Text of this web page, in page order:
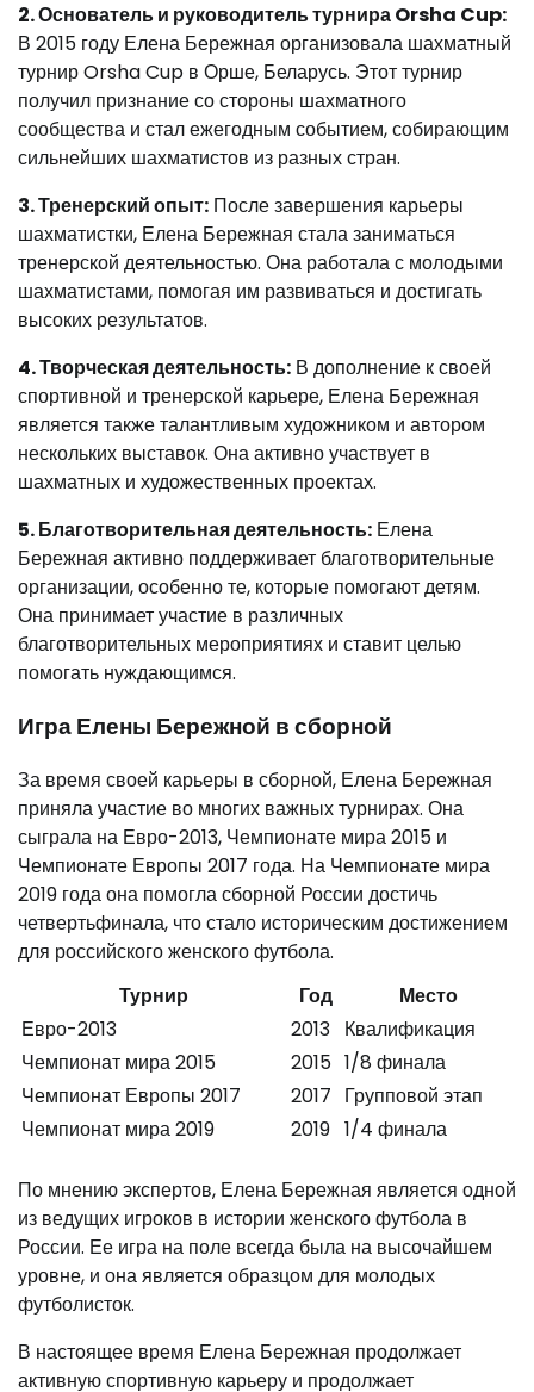
2. Основатель и руководитель турнира Orsha Cup:
В 2015 году Елена Бережная организовала шахматный
турнир Orsha Cup в Орше, Беларусь. Этот турнир
получил признание со стороны шахматного
сообщества и стал ежегодным событием, собирающим
сильнейших шахматистов из разных стран.
3. Тренерский опыт: После завершения карьеры
шахматистки, Елена Бережная стала заниматься
тренерской деятельностью. Она работала с молодыми
шахматистами, помогая им развиваться и достигать
высоких результатов.
4. Творческая деятельность: В дополнение к своей
спортивной и тренерской карьере, Елена Бережная
является также талантливым художником и автором
нескольких выставок. Она активно участвует в
шахматных и художественных проектах.
5. Благотворительная деятельность: Елена
Бережная активно поддерживает благотворительные
организации, особенно те, которые помогают детям.
Она принимает участие в различных
благотворительных мероприятиях и ставит целью
помогать нуждающимся.
Игра Елены Бережной в сборной
За время своей карьеры в сборной, Елена Бережная
приняла участие во многих важных турнирах. Она
сыграла на Евро-2013, Чемпионате мира 2015 и
Чемпионате Европы 2017 года. На Чемпионате мира
2019 года она помогла сборной России достичь
четвертьфинала, что стало историческим достижением
для российского женского футбола.
Турнир
Год
Место
Евро-2013
2013 Квалификация
Чемпионат мира 2015
2015 1/8 финала
Чемпионат Европы 2017
2017 Групповой этап
Чемпионат мира 2019
2019 1/4 финала
По мнению экспертов, Елена Бережная является одной
из ведущих игроков в истории женского футбола в
России. Ее игра на поле всегда была на высочайшем
уровне, и она является образцом для молодых
футболисток.
В настоящее время Елена Бережная продолжает
активную спортивную карьеру и продолжает